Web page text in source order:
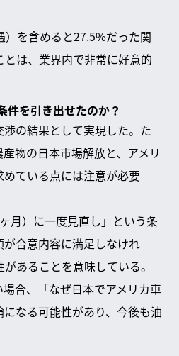
を含めると27.5%だった関
は、業界内で非常に好意的
件を引き出せたのか？
の結果として実現した。た
物の日本市場解放と、アメリ
ている点には注意が必要
月）に一度見直し」という条
合意内容に満足しなけれ
あることを意味している。
合、「なぜ日本でアメリカ車
なる可能性があり、今後も油